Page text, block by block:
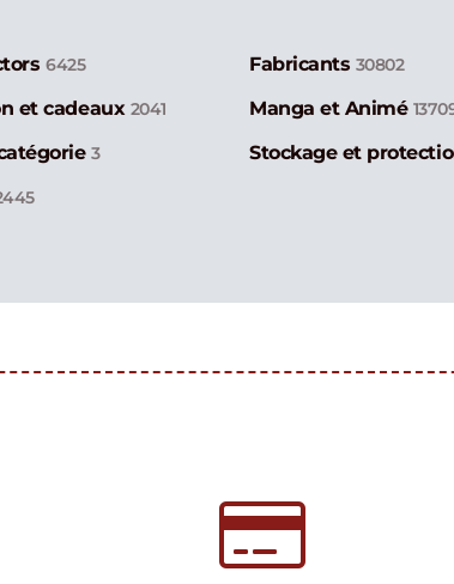
6425 Fabricants 30802
et cadeaux 2041 Manga et Animé
3 Stockage et